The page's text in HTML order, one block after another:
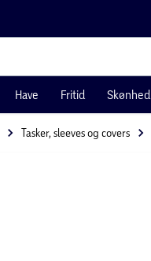
Have Fritid Skønhed
Tasker, sleeves og covers